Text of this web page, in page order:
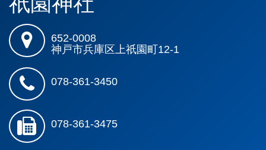
652-0008
神戸市兵庫区上祇園町12-1
078-361-3450
078-361-3475